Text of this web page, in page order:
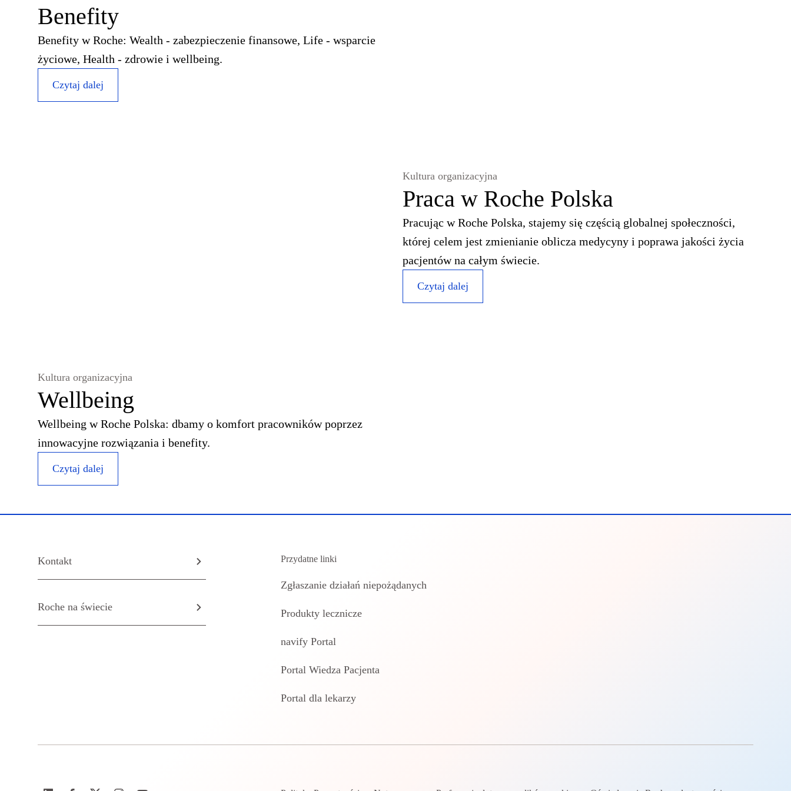
Benefity
Benefity w Roche: Wealth - zabezpieczenie finansowe, Life - wsparcie
życiowe, Health - zdrowie i wellbeing.
Czytaj dalej
Kultura organizacyjna
Praca w Roche Polska
Pracując w Roche Polska, stajemy się częścią globalnej społeczności,
której celem jest zmienianie oblicza medycyny i poprawa jakości życia
pacjentów na całym świecie.
Czytaj dalej
Kultura organizacyjna
Wellbeing
Wellbeing w Roche Polska: dbamy o komfort pracowników poprzez
innowacyjne rozwiązania i benefity.
Czytaj dalej
Kontakt
Roche na świecie
Przydatne linki
Zgłaszanie działań niepożądanych
Produkty lecznicze
navify Portal
Portal Wiedza Pacjenta
Portal dla lekarzy